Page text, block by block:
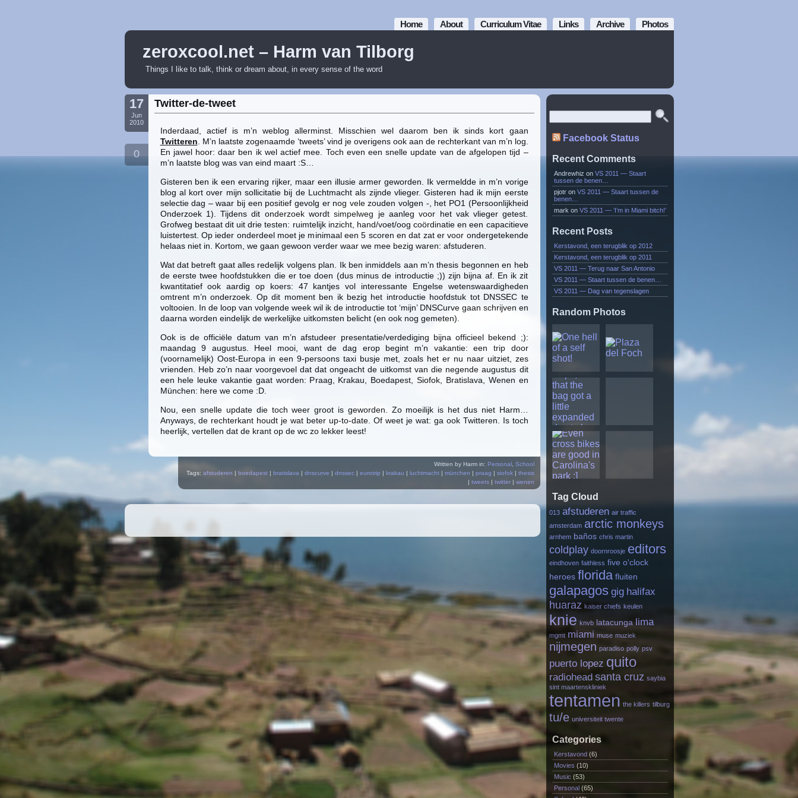
Home About Curriculum Vitae Links Archive Photos
zeroxcool.net – Harm van Tilborg
Things I like to talk, think or dream about, in every sense of the word
17
Jun
2010
0
Twitter-de-tweet
Inderdaad, actief is m’n weblog allerminst. Misschien wel daarom ben ik sinds kort gaan
Twitteren . M’n laatste zogenaamde ‘tweets’ vind je overigens ook aan de rechterkant van m’n log.
En jawel hoor: daar ben ik wel actief mee. Toch even een snelle update van de afgelopen tijd –
m’n laatste blog was van eind maart :S…
Gisteren ben ik een ervaring rijker, maar een illusie armer geworden. Ik vermeldde in m’n vorige
blog al kort over mijn sollicitatie bij de Luchtmacht als zijnde vlieger. Gisteren had ik mijn eerste
selectie dag – waar bij een positief gevolg er nog vele zouden volgen -, het PO1 (Persoonlijkheid
Onderzoek 1). Tijdens dit onderzoek wordt simpelweg je aanleg voor het vak vlieger getest.
Grofweg bestaat dit uit drie testen: ruimtelijk inzicht, hand/voet/oog coördinatie en een capacitieve
luistertest. Op ieder onderdeel moet je minimaal een 5 scoren en dat zat er voor ondergetekende
helaas niet in. Kortom, we gaan gewoon verder waar we mee bezig waren: afstuderen.
Wat dat betreft gaat alles redelijk volgens plan. Ik ben inmiddels aan m’n thesis begonnen en heb
de eerste twee hoofdstukken die er toe doen (dus minus de introductie ;)) zijn bijna af. En ik zit
kwantitatief ook aardig op koers: 47 kantjes vol interessante Engelse wetenswaardigheden
omtrent m’n onderzoek. Op dit moment ben ik bezig het introductie hoofdstuk tot DNSSEC te
voltooien. In de loop van volgende week wil ik de introductie tot ‘mijn’ DNSCurve gaan schrijven en
daarna worden eindelijk de werkelijke uitkomsten belicht (en ook nog gemeten).
Ook is de officiële datum van m’n afstudeer presentatie/verdediging bijna officieel bekend ;):
maandag 9 augustus. Heel mooi, want de dag erop begint m’n vakantie: een trip door
(voornamelijk) Oost-Europa in een 9-persoons taxi busje met, zoals het er nu naar uitziet, zes
vrienden. Heb zo’n naar voorgevoel dat dat ongeacht de uitkomst van die negende augustus dit
een hele leuke vakantie gaat worden: Praag, Krakau, Boedapest, Siofok, Bratislava, Wenen en
München: here we come :D.
Nou, een snelle update die toch weer groot is geworden. Zo moeilijk is het dus niet Harm…
Anyways, de rechterkant houdt je wat beter up-to-date. Of weet je wat: ga ook Twitteren. Is toch
heerlijk, vertellen dat de krant op de wc zo lekker leest!
Written by Harm in: Personal, School
Tags: afstuderen | boedapest| bratislava | dnscurve | dnssec| eurotrip | krakau | luchtmacht| münchen | praag | siofok| thesis
| tweets| twitter| wenen
Facebook Status
Recent Comments
Andrewhiz on VS 2011 — Staart
tussen de benen…
pjotron VS 2011 — Staart tussen de
benen…
mark on VS 2011 — ‘I’m in Miami bitch!’
Recent Posts
Kerstavond, een terugblik op 2012
Kerstavond, een terugblik op 2011
VS 2011 — Terug naar San Antonio
VS 2011 — Staart tussen de benen…
VS 2011 — Dag van tegenslagen
Random Photos
Tag Cloud
013 afstuderen air traffic
amsterdam arctic monkeys
arnhem baños chris martin
coldplay doornroosje editors
eindhoven faithless five o'clock
heroes florida fluiten
galapagos gig halifax
huaraz kaiser chiefs keulen
knie knvb latacunga lima
mgmt miami muse muziek
nijmegen paradiso polly psv
puerto lopez quito
radiohead santa cruz saybia
sint maartenskliniek
tentamen the killers tilburg
tu/e universiteit twente
Categories
Kerstavond(6)
Movies (10)
Music (53)
Personal(65)